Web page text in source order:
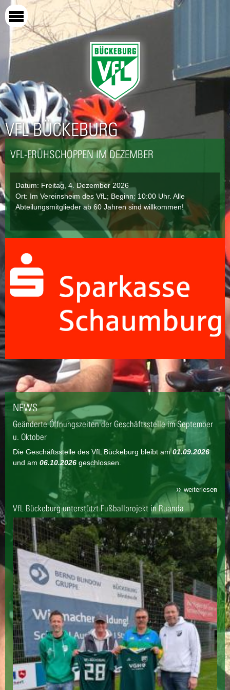
Direkt
zum
Inhalt
VFL BÜCKEBURG
VFL-FRÜHSCHOPPEN IM DEZEMBER
Datum: Freitag, 4. Dezember 2026
Ort: Im Vereinsheim des VfL; Beginn: 10:00 Uhr. Alle
Abteilungsmitglieder ab 60 Jahren sind willkommen!
NEWS
Geänderte Öffnungszeiten der Geschäftsstelle im September
u. Oktober
Die Geschäftsstelle des VfL Bückeburg bleibt am01.09.2026
und am 06.10.2026 geschlossen.
weiterlesen
VfL Bückeburg unterstützt Fußballprojekt in Ruanda